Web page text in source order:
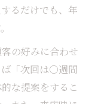
るだけでも、年
の好みに合わせ
「次回は〇週間
な提案をするこ